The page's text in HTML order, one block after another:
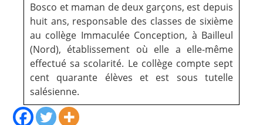
Bosco et maman de deux garçons, est depuis
huit ans, responsable des classes de sixième
au collège Immaculée Conception, à Bailleul
(Nord), établissement où elle a elle-même
effectué sa scolarité. Le collège compte sept
cent quarante élèves et est sous tutelle
salésienne.